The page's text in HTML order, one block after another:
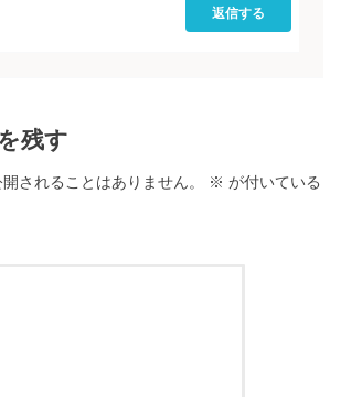
返信する
残す
されることはありません。 ※ が付いている